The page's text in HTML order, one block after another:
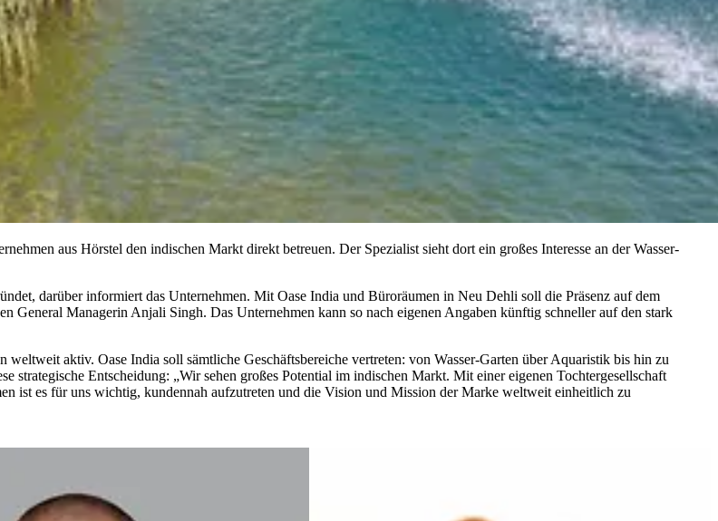
aus Hörstel den indischen Markt direkt betreuen. Der Spezialist sieht dort ein großes Interesse an der Wasser-
darüber informiert das Unternehmen. Mit Oase India und Büroräumen in Neu Dehli soll die Präsenz auf dem
General Managerin Anjali Singh. Das Unternehmen kann so nach eigenen Angaben künftig schneller auf den stark
aktiv. Oase India soll sämtliche Geschäftsbereiche vertreten: von Wasser-Garten über Aquaristik bis hin zu
strategische Entscheidung: „Wir sehen großes Potential im indischen Markt. Mit einer eigenen Tochtergesellschaft
ist es für uns wichtig, kundennah aufzutreten und die Vision und Mission der Marke weltweit einheitlich zu